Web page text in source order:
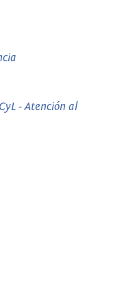
- Atención al